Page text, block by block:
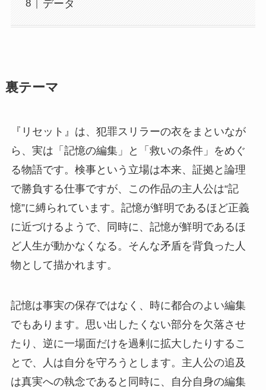
データ
裏テーマ
『リセット』は、犯罪スリラーの衣をまといなが
ら、実は「記憶の編集」と「救いの条件」をめぐ
る物語です。検事という立場は本来、証拠と論理
で勝負する仕事ですが、この作品の主人公は“記
憶”に縛られています。記憶が鮮明であるほど正義
に近づけるようで、同時に、記憶が鮮明であるほ
ど人生が動かなくなる。そんな矛盾を背負った人
物として描かれます。
記憶は事実の保存ではなく、時に都合のよい編集
でもあります。思い出したくない部分を欠落させ
たり、逆に一場面だけを過剰に拡大したりするこ
とで、人は自分を守ろうとします。主人公の追及
は真実への執念であると同時に、自分自身の編集